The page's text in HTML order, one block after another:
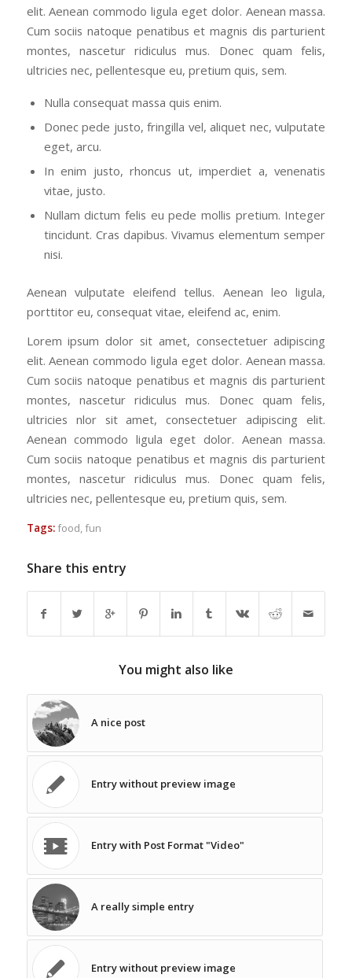
elit. Aenean commodo ligula eget dolor. Aenean massa.
Cum sociis natoque penatibus et magnis dis parturient
montes, nascetur ridiculus mus. Donec quam felis,
ultricies nec, pellentesque eu, pretium quis, sem.
Nulla consequat massa quis enim.
Donec pede justo, fringilla vel, aliquet nec, vulputate
eget, arcu.
In enim justo, rhoncus ut, imperdiet a, venenatis
vitae, justo.
Nullam dictum felis eu pede mollis pretium. Integer
tincidunt. Cras dapibus. Vivamus elementum semper
nisi.
Aenean vulputate eleifend tellus. Aenean leo ligula,
porttitor eu, consequat vitae, eleifend ac, enim.
Lorem ipsum dolor sit amet, consectetuer adipiscing
elit. Aenean commodo ligula eget dolor. Aenean massa.
Cum sociis natoque penatibus et magnis dis parturient
montes, nascetur ridiculus mus. Donec quam felis,
ultricies nlor sit amet, consectetuer adipiscing elit.
Aenean commodo ligula eget dolor. Aenean massa.
Cum sociis natoque penatibus et magnis dis parturient
montes, nascetur ridiculus mus. Donec quam felis,
ultricies nec, pellentesque eu, pretium quis, sem.
Tags:food,fun
Share this entry
You might also like
A nice post
Entry without preview image
Entry with Post Format "Video"
A really simple entry
Entry without preview image